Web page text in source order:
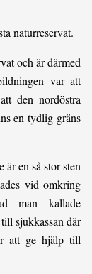
naturreservat.
och är därmed
var att
den nordöstra
en tydlig gräns
en så stor sten
vid omkring
man kallade
sjukkassan där
att ge hjälp till